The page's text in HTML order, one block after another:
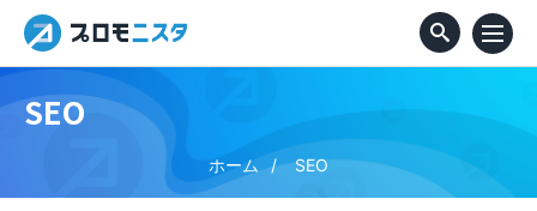
SEO
ホーム SEO